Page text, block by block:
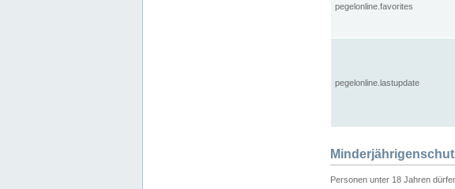
pegelonline.favorites
pegelonline.lastupdate
Personen unter 18 Jahren